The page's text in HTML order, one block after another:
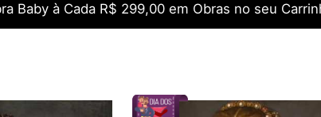
Baby à Cada R$ 299,00 em Obras no seu